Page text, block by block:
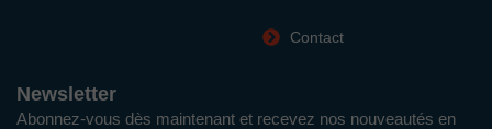
Contact
Newsletter
Abonnez-vous dès maintenant et recevez nos nouveautés en